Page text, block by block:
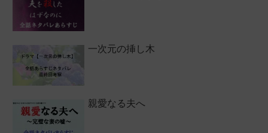
一次元の挿し木
親愛なる夫へ